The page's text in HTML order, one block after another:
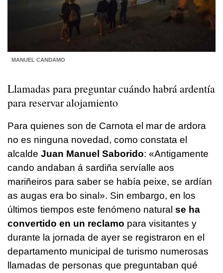
MANUEL CANDAMO
Llamadas para preguntar cuándo habrá ardentía
para reservar alojamiento
Para quienes son de Carnota el mar de ardora
no es ninguna novedad, como constata el
alcalde Juan Manuel Saborido: «Antigamente
cando andaban á sardiña servíalle aos
mariñeiros para saber se había peixe, se ardían
as augas era bo sinal». Sin embargo, en los
últimos tiempos este fenómeno natural se ha
convertido en un reclamo para visitantes y
durante la jornada de ayer se registraron en el
departamento municipal de turismo numerosas
llamadas de personas que preguntaban qué